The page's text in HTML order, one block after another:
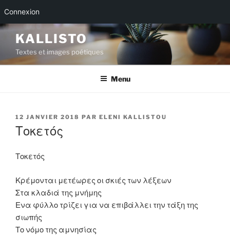
Connexion
Aller
contenu
principal
KALLISTO
Textes et images poétiques
Menu
PUBLIÉ
LE
12 JANVIER 2018 PAR ELENI KALLISTOU
Τοκετός
Τοκετός
Κρέμονται μετέωρες οι σκιές των λέξεων
Στα κλαδιά της μνήμης
Ενα φύλλο τρίζει για να επιβάλλει την τάξη της
σιωπής
Το νόμο της αμνησίας